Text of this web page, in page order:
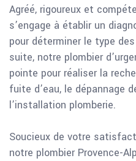
Agréé, rigoureux et
s’engage à établir un
pour déterminer le type
suite, notre plombier
pointe pour réaliser la
fuite d’eau, le dépannage
l’installation plomberie.
Soucieux de votre
notre plombier Provence-